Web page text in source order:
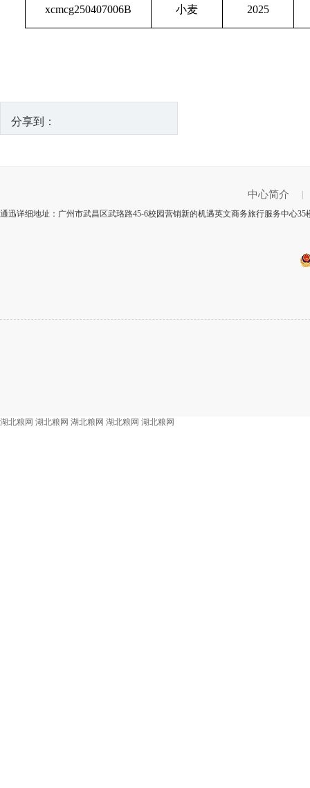
xcmcg250407006B 小麦 2025
分享到：
中心简介
通迅详细地址：广州市武昌区武珞路45-6校园营销新的机遇英文商务旅行服务中心
湖北粮网 湖北粮网 湖北粮网 湖北粮网 湖北粮网